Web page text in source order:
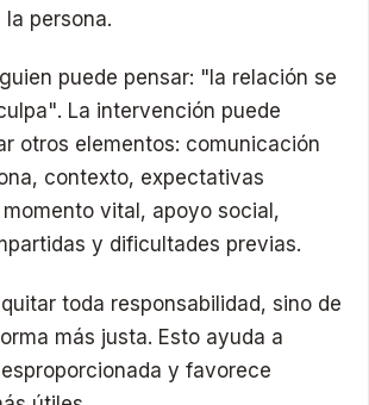
la persona.
puede pensar: "la relación se
La intervención puede
otros elementos: comunicación
contexto, expectativas
vital, apoyo social,
y dificultades previas.
toda responsabilidad, sino de
más justa. Esto ayuda a
y favorece